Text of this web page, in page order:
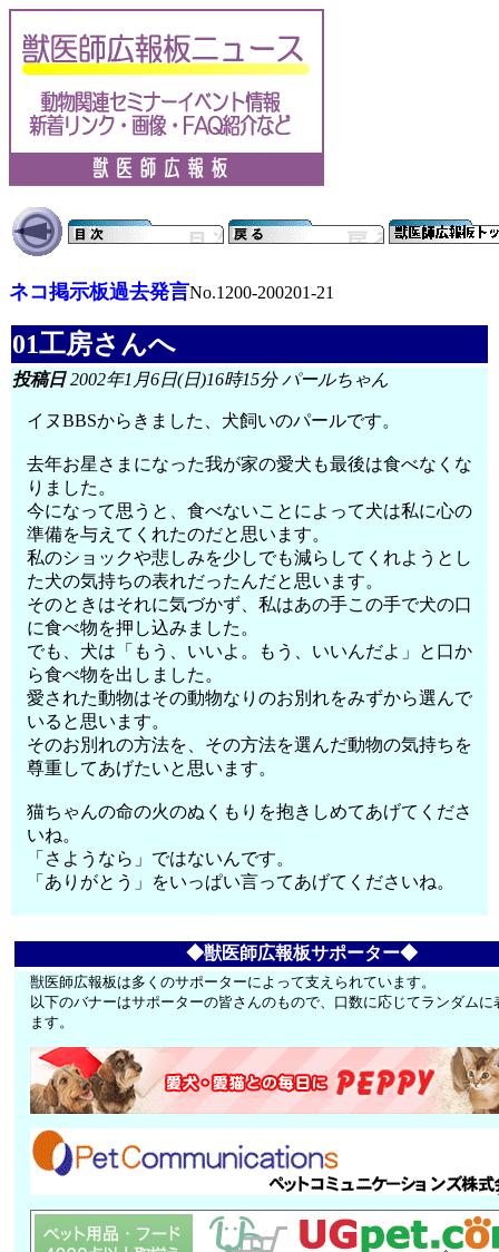
ネコ掲示板過去発言No.1200-200201-21
01工房さんへ
投稿日2002年1月6日(日)16時15分 パールちゃん
イヌBBSからきました、犬飼いのパールです。
去年お星さまになった我が家の愛犬も最後は食べなくな
りました。
今になって思うと、食べないことによって犬は私に心の
準備を与えてくれたのだと思います。
私のショックや悲しみを少しでも減らしてくれようとし
た犬の気持ちの表れだったんだと思います。
そのときはそれに気づかず、私はあの手この手で犬の口
に食べ物を押し込みました。
でも、犬は「もう、いいよ。もう、いいんだよ」と口か
ら食べ物を出しました。
愛された動物はその動物なりのお別れをみずから選んで
いると思います。
そのお別れの方法を、その方法を選んだ動物の気持ちを
尊重してあげたいと思います。
猫ちゃんの命の火のぬくもりを抱きしめてあげてくださ
いね。
「さようなら」ではないんです。
「ありがとう」をいっぱい言ってあげてくださいね。
◆獣医師広報板サポーター◆
獣医師広報板は多くのサポーターによって支えられています。
以下のバナーはサポーターの皆さんのもので、口数に応じてランダムに
ます。